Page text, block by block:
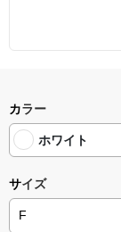
カラー
ホワイト
サイズ